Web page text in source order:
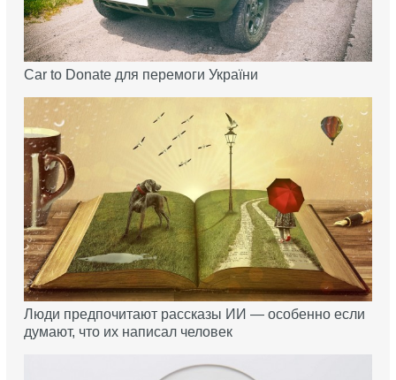
Car to Donate для перемоги України
Люди предпочитают рассказы ИИ — особенно если
думают, что их написал человек